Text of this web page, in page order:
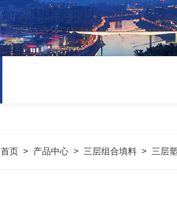
首页> 产品中心> 三层组合填料> 三层